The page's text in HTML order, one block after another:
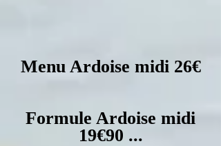
Menu Ardoise midi 26€
Formule Ardoise midi
19€90 ...